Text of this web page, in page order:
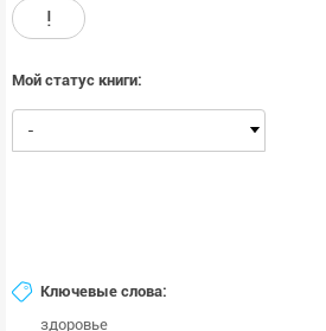
!
Мой статус книги:
-
Ключевые слова:
здоровье